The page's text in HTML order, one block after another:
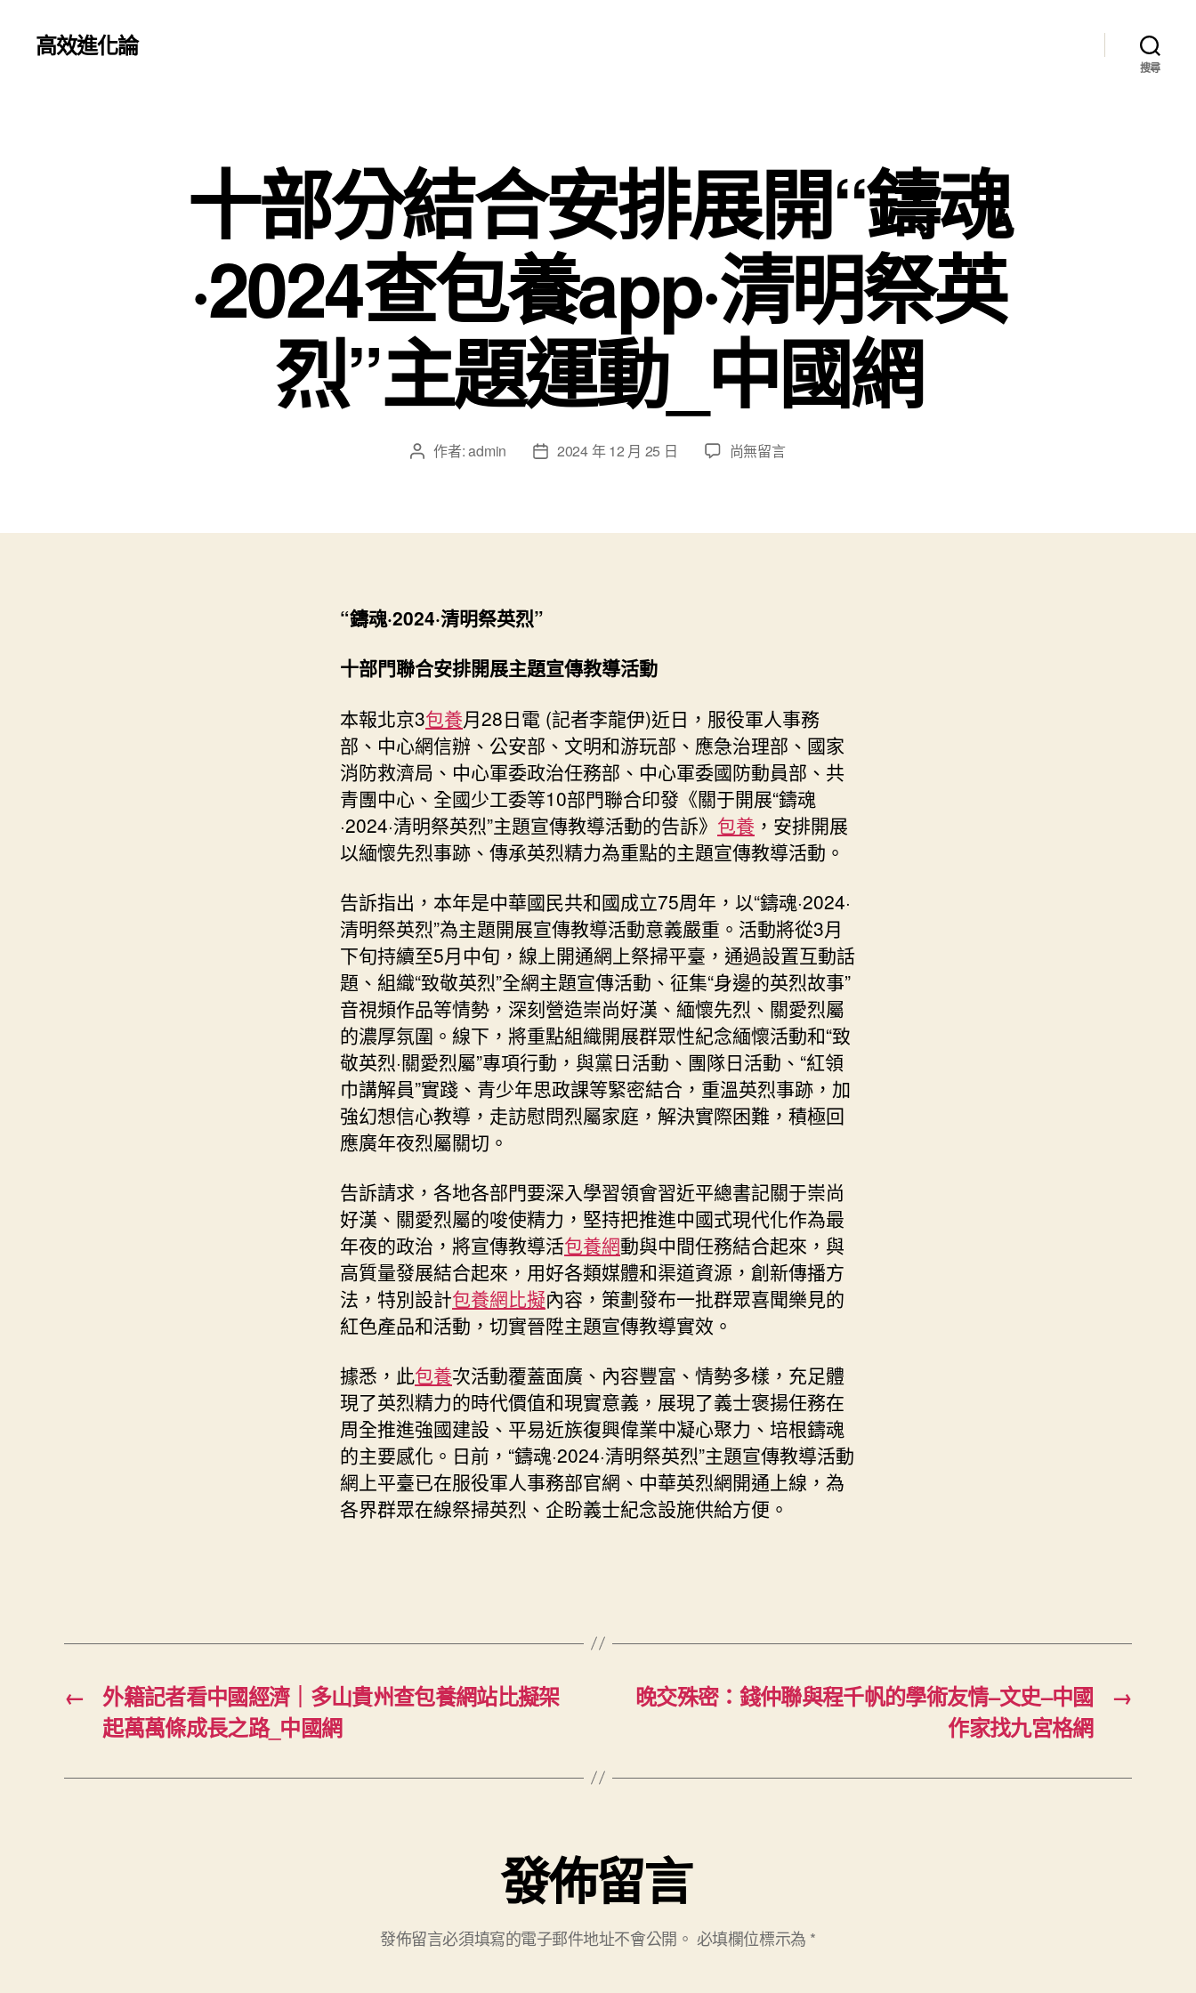
高效進化論
搜尋
十部分結合安排展開“鑄魂
·2024查包養app·清明祭英
烈”主題運動_中國網
文 作者:admin
文
日
2024 年 12 月 25 日
在
結
·2024
查
包
養
app·
清
明
祭
烈”
主
題
運
動
_
中
國
網〉
中
尚無留言
“鑄魂·2024·清明祭英烈”
十部門聯合安排開展主題宣傳教導活動
本報北京3包養月28日電 (記者李龍伊)近日，服役軍人事務
部、中心網信辦、公安部、文明和游玩部、應急治理部、國家
消防救濟局、中心軍委政治任務部、中心軍委國防動員部、共
青團中心、全國少工委等10部門聯合印發《關于開展“鑄魂
·2024·清明祭英烈”主題宣傳教導活動的告訴》 包養 ，安排開展
以緬懷先烈事跡、傳承英烈精力為重點的主題宣傳教導活動。
告訴指出，本年是中華國民共和國成立75周年，以“鑄魂·2024·
清明祭英烈”為主題開展宣傳教導活動意義嚴重。活動將從3月
下旬持續至5月中旬，線上開通網上祭掃平臺，通過設置互動話
題、組織“致敬英烈”全網主題宣傳活動、征集“身邊的英烈故事”
音視頻作品等情勢，深刻營造崇尚好漢、緬懷先烈、關愛烈屬
的濃厚氛圍。線下，將重點組織開展群眾性紀念緬懷活動和“致
敬英烈·關愛烈屬”專項行動，與黨日活動、團隊日活動、“紅領
巾講解員”實踐、青少年思政課等緊密結合，重溫英烈事跡，加
強幻想信心教導，走訪慰問烈屬家庭，解決實際困難，積極回
應廣年夜烈屬關切。
告訴請求，各地各部門要深入學習領會習近平總書記關于崇尚
好漢、關愛烈屬的唆使精力，堅持把推進中國式現代化作為最
年夜的政治，將宣傳教導活包養網動與中間任務結合起來，與
高質量發展結合起來，用好各類媒體和渠道資源，創新傳播方
法，特別設計包養網比擬內容，策劃發布一批群眾喜聞樂見的
紅色產品和活動，切實晉陞主題宣傳教導實效。
據悉，此包養次活動覆蓋面廣、內容豐富、情勢多樣，充足體
現了英烈精力的時代價值和現實意義，展現了義士褒揚任務在
周全推進強國建設、平易近族復興偉業中凝心聚力、培根鑄魂
的主要感化。日前，“鑄魂·2024·清明祭英烈”主題宣傳教導活動
網上平臺已在服役軍人事務部官網、中華英烈網開通上線，為
各界群眾在線祭掃英烈、企盼義士紀念設施供給方便。
←
外籍記者看中國經濟｜多山貴州查包養網站比擬架
起萬萬條成長之路_中國網
→
晚交殊密：錢仲聯與程千帆的學術友情–文史–中國
作家找九宮格網
發佈留言
發佈留言必須填寫的電子郵件地址不會公開。 必填欄位標示為 *